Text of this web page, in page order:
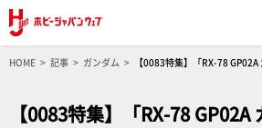
HOME 記事 ガンダム
【0083特集】「RX-78
【0083特集】「RX-78